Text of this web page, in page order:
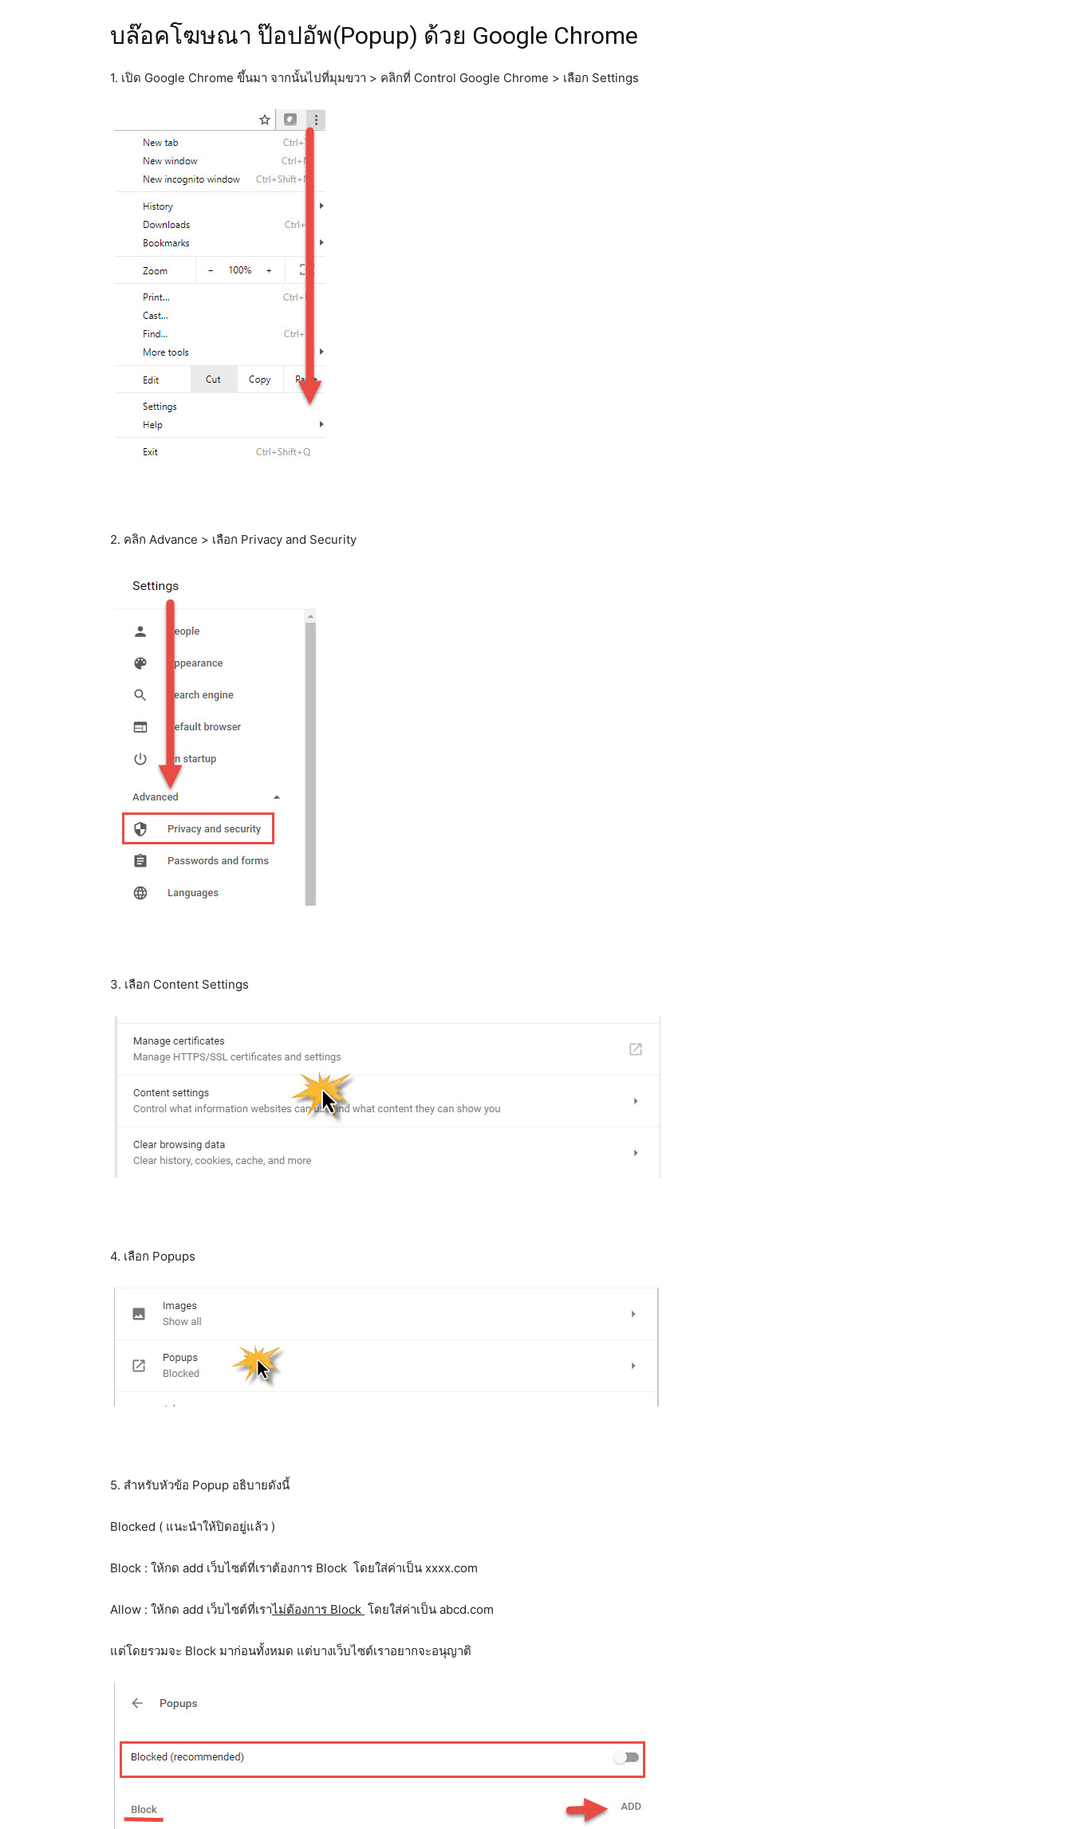
บล๊อคโฆษณา ป๊อปอัพ(Popup) ด้วย Google Chrome
1. เปิด Google Chrome ขึ้นมา จากนั้นไปที่มุมขวา > คลิกที่ Control Google Chrome > เลือก Settings
2. คลิก Advance > เลือก Privacy and Security
3. เลือก Content Settings
4. เลือก Popups
5. สำหรับหัวข้อ Popup อธิบายดังนี้
Blocked ( แนะนำให้ปิดอยู่แล้ว )
Block : ให้กด add เว็บไซต์ที่เราต้องการ Block โดยใส่ค่าเป็น xxxx.com
Allow : ให้กด add เว็บไซต์ที่เราไม่ต้องการ Block โดยใส่ค่าเป็น abcd.com
แต่โดยรวมจะ Block มาก่อนทั้งหมด แต่บางเว็บไซต์เราอยากจะอนุญาติ